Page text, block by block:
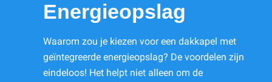
Energieopslag
Waarom zou je kiezen voor een dakkapel met
geïntegreerde energieopslag? De voordelen zijn
eindeloos! Het helpt niet alleen om de